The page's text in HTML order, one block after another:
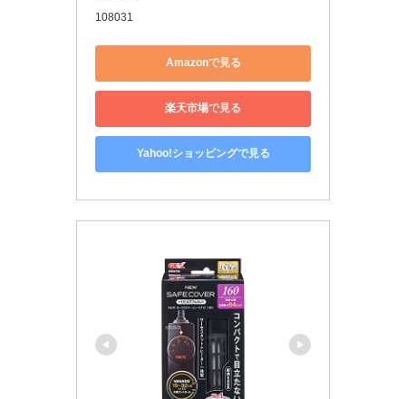
108031
Amazonで見る
楽天市場で見る
Yahoo!ショッピングで見る